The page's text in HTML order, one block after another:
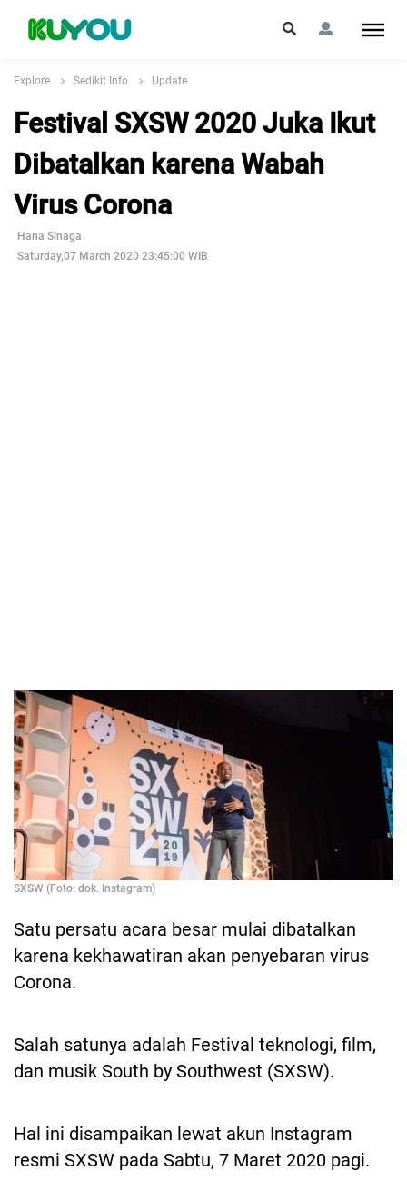
Explore Sedikit Info Update
Festival SXSW 2020 Juka Ikut
Dibatalkan karena Wabah
Virus Corona
Hana Sinaga
Saturday,07 March 2020 23:45:00 WIB
SXSW (Foto: dok. Instagram)
Satu persatu acara besar mulai dibatalkan
karena kekhawatiran akan penyebaran virus
Corona.
Salah satunya adalah Festival teknologi, film,
dan musik South by Southwest (SXSW).
Hal ini disampaikan lewat akun Instagram
resmi SXSW pada Sabtu, 7 Maret 2020 pagi.